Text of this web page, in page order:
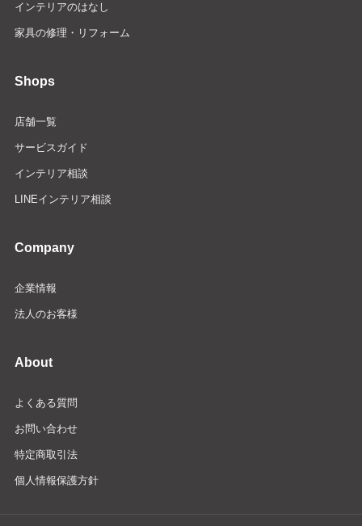
インテリアのはなし
家具の修理・リフォーム
Shops
店舗一覧
サービスガイド
インテリア相談
LINEインテリア相談
Company
企業情報
法人のお客様
About
よくある質問
お問い合わせ
特定商取引法
個人情報保護方針